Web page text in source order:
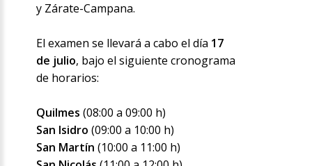
y Zárate-Campana.
El examen se llevará a cabo el día 17
de julio, bajo el siguiente cronograma
de horarios:
Quilmes (08:00 a 09:00 h)
San Isidro (09:00 a 10:00 h)
San Martín (10:00 a 11:00 h)